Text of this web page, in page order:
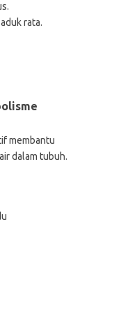
rata.
membantu
dalam tubuh.